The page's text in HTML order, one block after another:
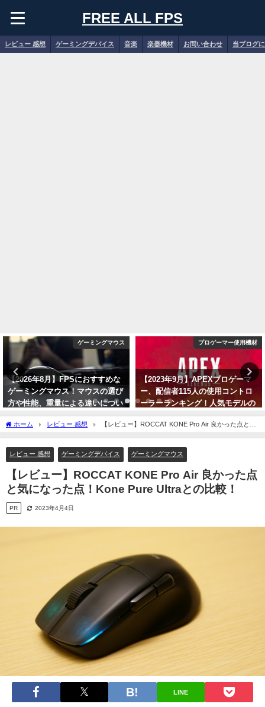
FREE ALL FPS
レビュー 感想 ゲーミングデバイス 音楽 楽器機材 お問い合わせ 当ブログ
プロゲーマー使用機材
【2023年9月】APEXプロゲーマ
ー、配信者115人の使用コントロ
ーラーランキング！人気モデルの
解説！【PAD】
ゲーミングモニター
【2024年】おすすめの360Hzモニ
ター5選！240Hzモニターとの違
いやメリットとデメリットについ
て！
ホーム レビュー 感想
【レビュー】ROCCAT KONE Pro Air 良かった点と気
になった点！Kone Pure Ultraとの比較！
レビュー 感想 ゲーミングデバイス ゲーミングマウス
【レビュー】ROCCAT KONE Pro Air 良かった点
と気になった点！Kone Pure Ultraとの比較！
PR 2023年4月4日
LINE